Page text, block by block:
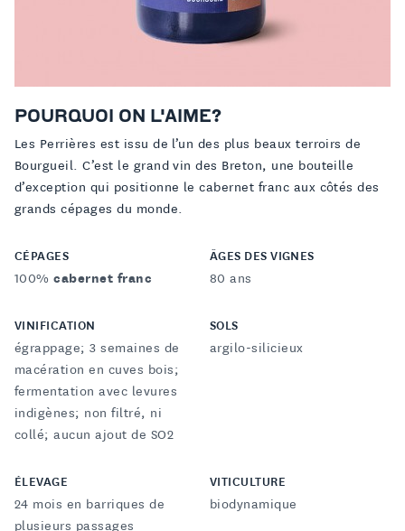
POURQUOI ON L'AIME?
Les Perrières est issu de l’un des plus beaux terroirs de
Bourgueil. C’est le grand vin des Breton, une bouteille
d’exception qui positionne le cabernet franc aux côtés des
grands cépages du monde.
CÉPAGES
100%cabernet franc
ÂGES DES VIGNES
80 ans
VINIFICATION
égrappage; 3 semaines de
macération en cuves bois;
fermentation avec levures
indigènes; non filtré, ni
collé; aucun ajout de SO2
SOLS
argilo-silicieux
ÉLEVAGE
24 mois en barriques de
plusieurs passages
VITICULTURE
biodynamique